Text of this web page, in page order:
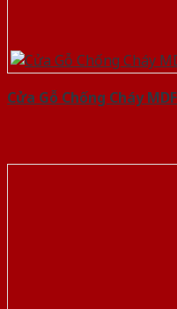
Cửa Gỗ Chống Cháy